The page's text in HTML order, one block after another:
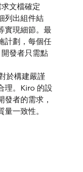
文檔確定
列出組件結
實現細節。最
計劃，每個任
發者只需點
於構建嚴謹
理。Kiro 的設
者的需求，
一致性。